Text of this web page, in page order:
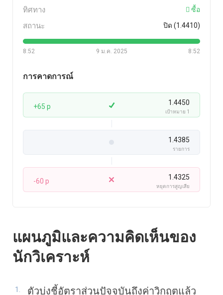
ทิศทาง ซื้อ
สถานะ ปิด (1.4410)
8:52 8:52
9 ม.ค. 2025
การคาดการณ์
+65 p 1.4450
เป้าหมาย 1
1.4385
รายการ
-60 p 1.4325
หยุดการสูญเสีย
แผนภูมิและความคิดเห็นของ
นักวิเคราะห์
ตัวบ่งชี้อัตราส่วนปัจจุบันถึงค่าวิกฤตแล้ว